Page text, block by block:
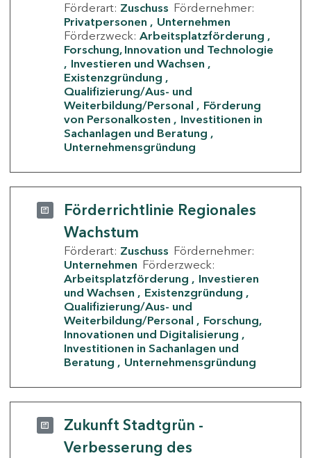
Förderart: Zuschuss Fördernehmer:
Privatpersonen
Unternehmen
Förderzweck: Arbeitsplatzförderung
Forschung, Innovation und Technologie
Investieren und Wachsen
Existenzgründung
Qualifizierung/Aus- und
Weiterbildung/Personal
Förderung
von Personalkosten
Investitionen in
Sachanlagen und Beratung
Unternehmensgründung
Förderrichtlinie Regionales
Wachstum
Förderart: Zuschuss Fördernehmer:
Unternehmen Förderzweck:
Arbeitsplatzförderung
Investieren
und Wachsen
Existenzgründung
Qualifizierung/Aus- und
Weiterbildung/Personal
Forschung,
Innovationen und Digitalisierung
Investitionen in Sachanlagen und
Beratung
Unternehmensgründung
Zukunft Stadtgrün -
Verbesserung des